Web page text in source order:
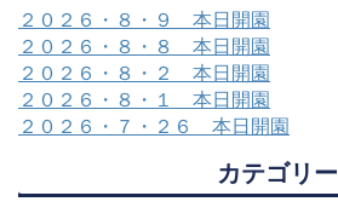
２０２６・８・９ 本日開園
２０２６・８・８ 本日開園
２０２６・８・２ 本日開園
２０２６・８・１ 本日開園
２０２６・７・２６ 本日開園
カテゴリー